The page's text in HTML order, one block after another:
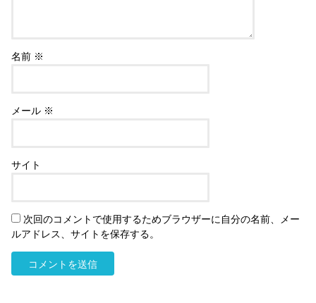
名前 ※
メール ※
サイト
次回のコメントで使用するためブラウザーに自分の名前、メー
ルアドレス、サイトを保存する。